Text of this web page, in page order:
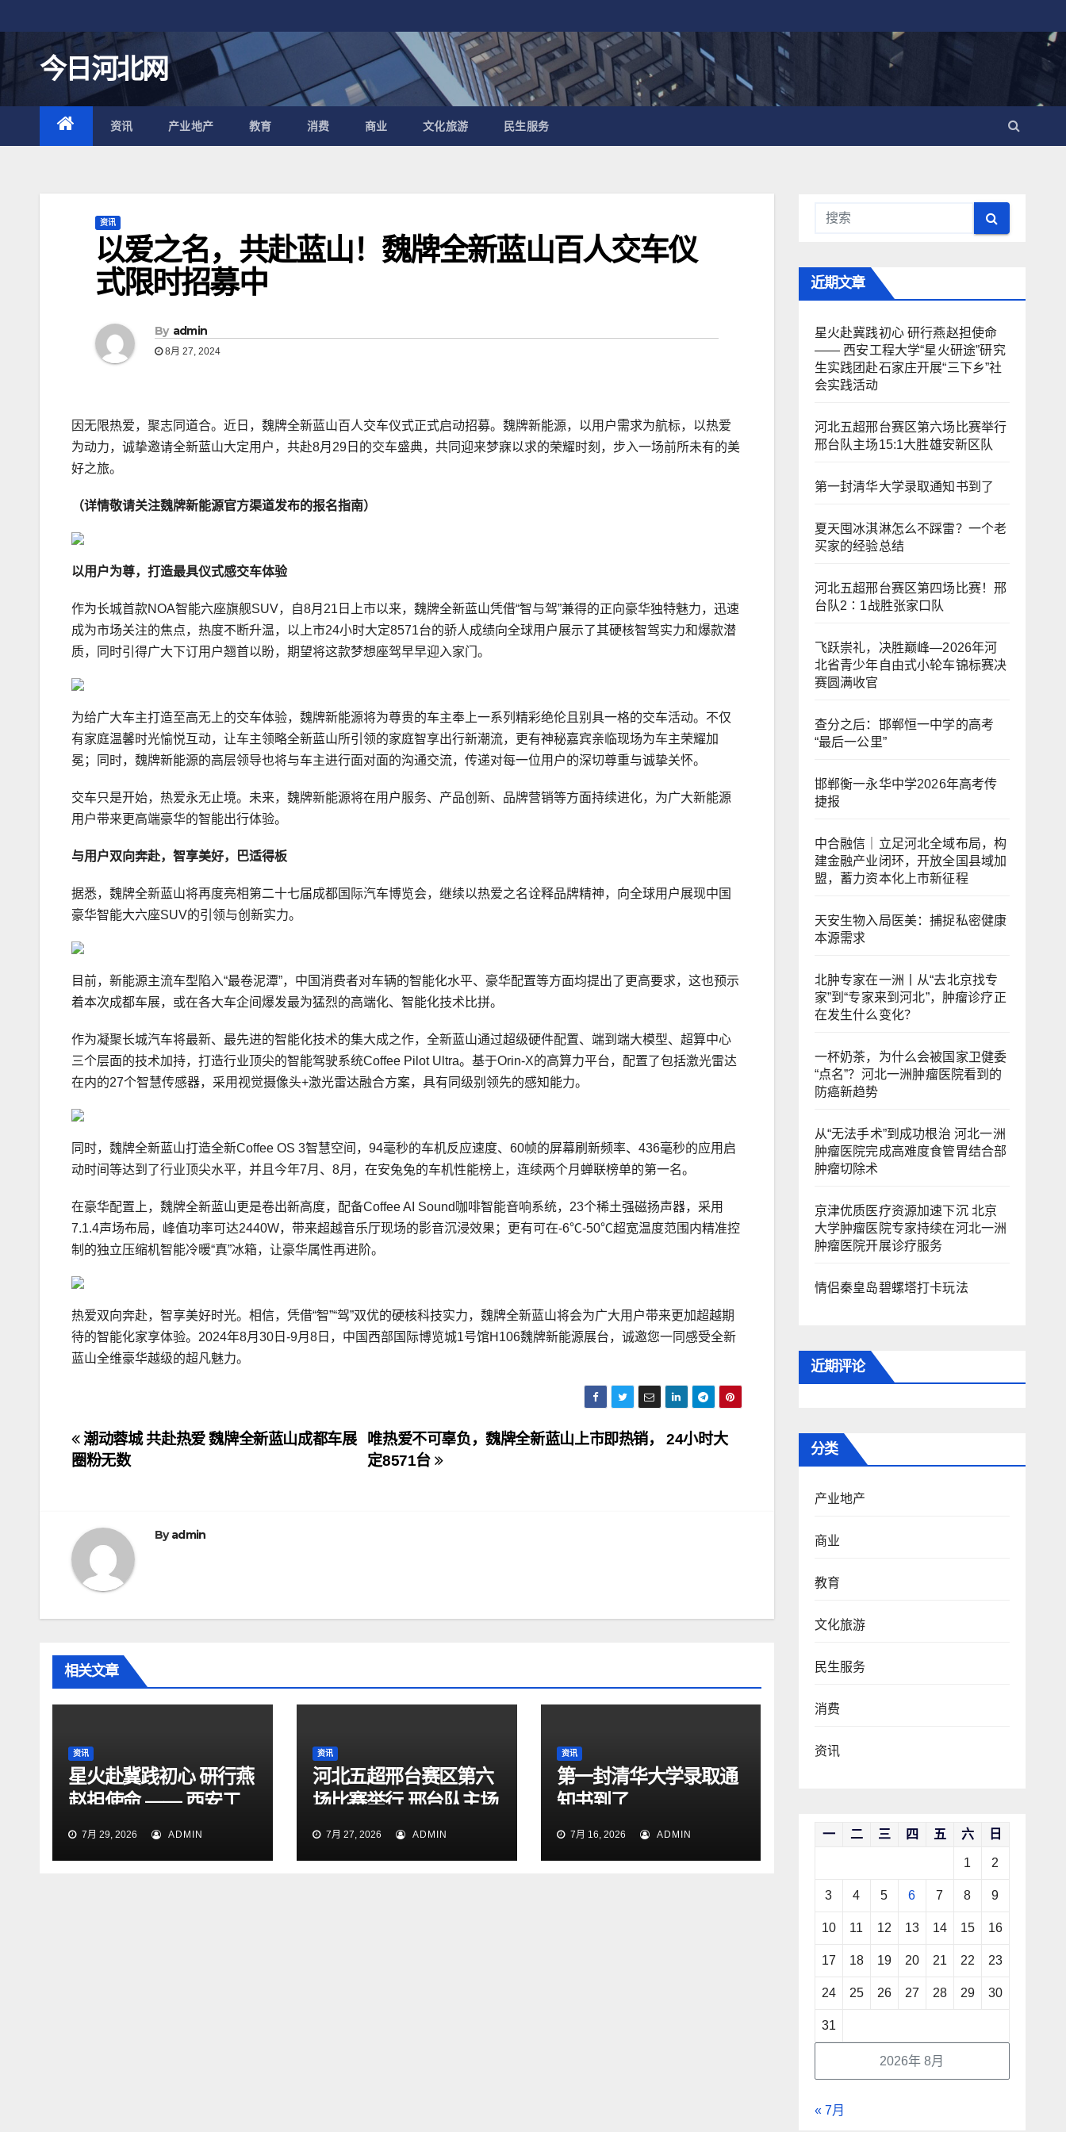
至
内
容
今日河北网
资讯 产业地产 教育 消费 商业 文化旅游 民生服务
资讯
以爱之名，共赴蓝山！魏牌全新蓝山百人交车仪
式限时招募中
By admin
8月 27, 2024
因无限热爱，聚志同道合。近日，魏牌全新蓝山百人交车仪式正式启动招募。魏牌新能源，以用户需求为航标，以热爱
为动力，诚挚邀请全新蓝山大定用户，共赴8月29日的交车盛典，共同迎来梦寐以求的荣耀时刻，步入一场前所未有的美
好之旅。
（详情敬请关注魏牌新能源官方渠道发布的报名指南）
以用户为尊， 打造最具仪式感交车体验
作为长城首款NOA智能六座旗舰SUV，自8月21日上市以来，魏牌全新蓝山凭借“智与驾”兼得的正向豪华独特魅力，迅速
成为市场关注的焦点，热度不断升温，以上市24小时大定8571台的骄人成绩向全球用户展示了其硬核智驾实力和爆款潜
质，同时引得广大下订用户翘首以盼，期望将这款梦想座驾早早迎入家门。
为给广大车主打造至高无上的交车体验，魏牌新能源将为尊贵的车主奉上一系列精彩绝伦且别具一格的交车活动。不仅
有家庭温馨时光愉悦互动，让车主领略全新蓝山所引领的家庭智享出行新潮流，更有神秘嘉宾亲临现场为车主荣耀加
冕；同时，魏牌新能源的高层领导也将与车主进行面对面的沟通交流，传递对每一位用户的深切尊重与诚挚关怀。
交车只是开始，热爱永无止境。未来，魏牌新能源将在用户服务、产品创新、品牌营销等方面持续进化，为广大新能源
用户带来更高端豪华的智能出行体验。
与用户双向奔赴， 智享美好，巴适得板
据悉，魏牌全新蓝山将再度亮相第二十七届成都国际汽车博览会，继续以热爱之名诠释品牌精神，向全球用户展现中国
豪华智能大六座SUV的引领与创新实力。
目前，新能源主流车型陷入“最卷泥潭”，中国消费者对车辆的智能化水平、豪华配置等方面均提出了更高要求，这也预示
着本次成都车展，或在各大车企间爆发最为猛烈的高端化、智能化技术比拼。
作为凝聚长城汽车将最新、最先进的智能化技术的集大成之作，全新蓝山通过超级硬件配置、端到端大模型、超算中心
三个层面的技术加持，打造行业顶尖的智能驾驶系统Coffee Pilot Ultra。基于Orin-X的高算力平台，配置了包括激光雷达
在内的27个智慧传感器，采用视觉摄像头+激光雷达融合方案，具有同级别领先的感知能力。
同时，魏牌全新蓝山打造全新Coffee OS 3智慧空间，94毫秒的车机反应速度、60帧的屏幕刷新频率、436毫秒的应用启
动时间等达到了行业顶尖水平，并且今年7月、8月，在安兔兔的车机性能榜上，连续两个月蝉联榜单的第一名。
在豪华配置上，魏牌全新蓝山更是卷出新高度，配备Coffee AI Sound咖啡智能音响系统，23个稀土强磁扬声器，采用
7.1.4声场布局，峰值功率可达2440W，带来超越音乐厅现场的影音沉浸效果；更有可在-6℃-50℃超宽温度范围内精准控
制的独立压缩机智能冷暖“真”冰箱，让豪华属性再进阶。
热爱双向奔赴，智享美好时光。相信，凭借“智”“驾”双优的硬核科技实力，魏牌全新蓝山将会为广大用户带来更加超越期
待的智能化家享体验。2024年8月30日-9月8日，中国西部国际博览城1号馆H106魏牌新能源展台，诚邀您一同感受全新
蓝山全维豪华越级的超凡魅力。
文
章
航
唯热爱不可辜负，魏牌全新蓝山上市即热销， 24小时大
定8571台
潮动蓉城 共赴热爱 魏牌全新蓝山成都车展
圈粉无数
Byadmin
相关文章
资讯
星火赴冀践初心 研行燕
赵担使命 —— 西安工
程大学“星火研途”研究
7月 29, 2026 ADMIN
资讯
河北五超邢台赛区第六
场比赛举行 邢台队主场
15:1大胜雄安新区队
7月 27, 2026 ADMIN
资讯
第一封清华大学录取通
知书到了
7月 16, 2026 ADMIN
近期文章
星火赴冀践初心 研行燕赵担使命
—— 西安工程大学“星火研途”研究
生实践团赴石家庄开展“三下乡”社
会实践活动
河北五超邢台赛区第六场比赛举行
邢台队主场15:1大胜雄安新区队
第一封清华大学录取通知书到了
夏天囤冰淇淋怎么不踩雷？一个老
买家的经验总结
河北五超邢台赛区第四场比赛！邢
台队2∶1战胜张家口队
飞跃崇礼，决胜巅峰—2026年河
北省青少年自由式小轮车锦标赛决
赛圆满收官
查分之后：邯郸恒一中学的高考
“最后一公里”
邯郸衡一永华中学2026年高考传
捷报
中合融信｜立足河北全域布局，构
建金融产业闭环，开放全国县域加
盟，蓄力资本化上市新征程
天安生物入局医美：捕捉私密健康
本源需求
北肿专家在一洲丨从“去北京找专
家”到“专家来到河北”，肿瘤诊疗正
在发生什么变化？
一杯奶茶，为什么会被国家卫健委
“点名”？河北一洲肿瘤医院看到的
防癌新趋势
从“无法手术”到成功根治 河北一洲
肿瘤医院完成高难度食管胃结合部
肿瘤切除术
京津优质医疗资源加速下沉 北京
大学肿瘤医院专家持续在河北一洲
肿瘤医院开展诊疗服务
情侣秦皇岛碧螺塔打卡玩法
近期评论
分类
产业地产
商业
教育
文化旅游
民生服务
消费
资讯
2026年 8月
一 二 三 四 五 六 日
1 2
3 4 5 6 7 8 9
10 11 12 13 14 15 16
17 18 19 20 21 22 23
24 25 26 27 28 29 30
31
« 7月